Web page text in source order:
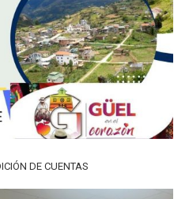
DE CUENTAS